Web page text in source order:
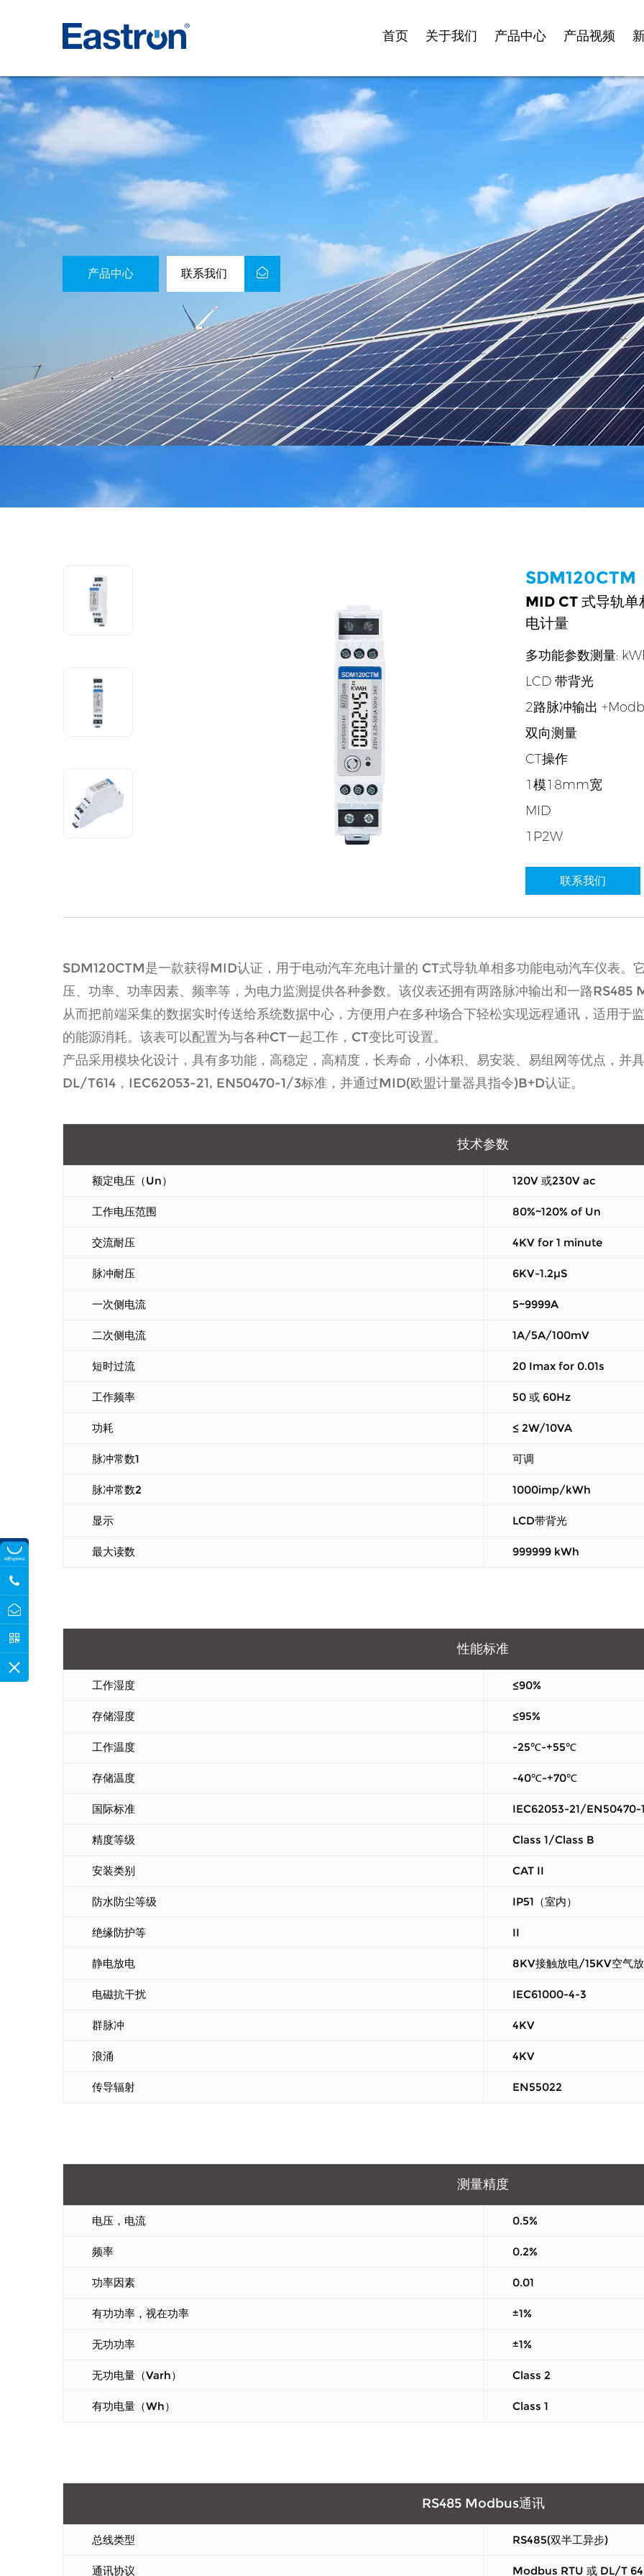
首页 关于我们 产品中心 产品视频
产品中心 联系我们
SDM120CTM
MID CT 式导轨单
电计量
多功能参数测量:
LCD 带背光
2路脉冲输出
双向测量
CT操作
1模18mm宽
MID
1P2W
联系我们
SDM120CTM是一款获得MID认证，用于电动汽车充电计量的 CT式导轨单相多功能电动汽车仪表。
压、功率、功率因素、频率等，为电力监测提供各种参数。该仪表还拥有两路脉冲输出和一路
从而把前端采集的数据实时传送给系统数据中心，方便用户在多种场合下轻松实现远程通讯，适用于
的能源消耗。该表可以配置为与各种CT一起工作，CT变比可设置。
产品采用模块化设计，具有多功能，高稳定，高精度，长寿命，小体积、易安装、易组网等优点，并
DL/T614，IEC62053-21, EN50470-1/3标准，并通过MID(欧盟计量器具指令)B+D认证。
技术参数
额定电压（Un） 120V 或230V ac
工作电压范围 80%~120% of Un
交流耐压 4KV for 1 minute
脉冲耐压 6KV-1.2µS
一次侧电流 5~9999A
二次侧电流 1A/5A/100mV
短时过流 20 Imax for 0.01s
工作频率 50 或 60Hz
功耗 ≤ 2W/10VA
脉冲常数1 可调
脉冲常数2 1000imp/kWh
显示 LCD带背光
最大读数 999999 kWh
性能标准
工作湿度 ≤90%
存储湿度 ≤95%
工作温度 -25℃-+55℃
存储温度 -40℃-+70℃
国际标准 IEC62053-21/
精度等级 Class 1/Class B
安装类别 CAT II
防水防尘等级 IP51（室内）
绝缘防护等 II
静电放电 8KV接触放电/15KV空气
电磁抗干扰 IEC61000-4-3
群脉冲 4KV
浪涌 4KV
传导辐射 EN55022
测量精度
电压，电流 0.5%
频率 0.2%
功率因素 0.01
有功功率，视在功率 ±1%
无功功率 ±1%
无功电量（Varh） Class 2
有功电量（Wh） Class 1
RS485 Modbus通讯
总线类型 RS485(双半工异步)
通讯协议 Modbus RTU 或 DL/T